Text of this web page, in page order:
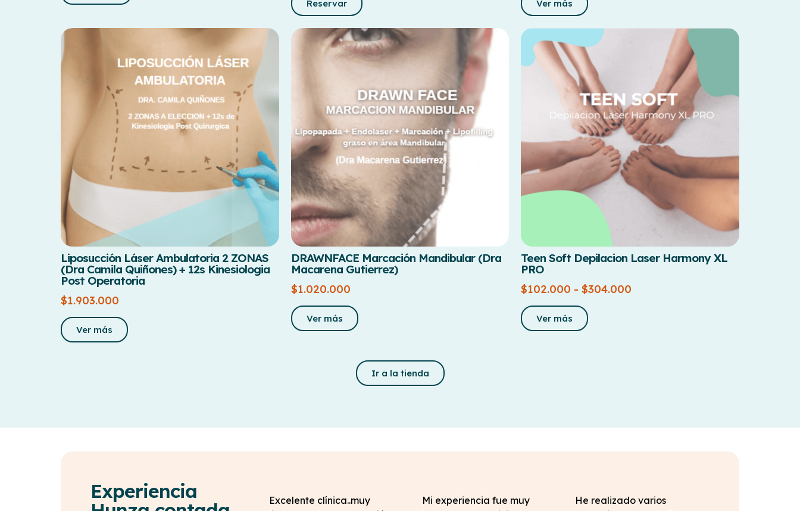
Reservar Ver más
Liposucción Láser Ambulatoria 2 ZONAS
(Dra Camila Quiñones) + 12s Kinesiologia
Post Operatoria
$1.903.000
Ver más
DRAWNFACE Marcación Mandibular (Dra
Macarena Gutierrez)
$1.020.000
Ver más
Teen Soft Depilacion Laser Harmony XL
PRO
$102.000 - $304.000
Ver más
Ir a la tienda
Experiencia
Mi experiencia en Clínica
Excelente clínica..muy
Mi experiencia fue muy
He realizado varios